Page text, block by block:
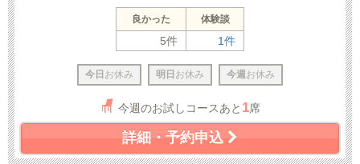
良かった 体験談
5件 1件
今日 お休み 明日 お休み 今週 お休み
今週のお試しコースあと 1席
詳細・予約申込